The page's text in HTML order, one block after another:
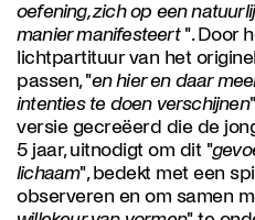
oefening, zich op een
manier manifesteert ". Door
lichtpartituur van het
passen, "en hier en daar
intenties te doen verschijnen
versie gecreëerd die de
5 jaar, uitnodigt om dit "
lichaam", bedekt met een
observeren en om samen